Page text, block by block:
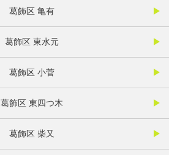
葛飾区 亀有
葛飾区 東水元
葛飾区 小菅
葛飾区 東四つ木
葛飾区 柴又